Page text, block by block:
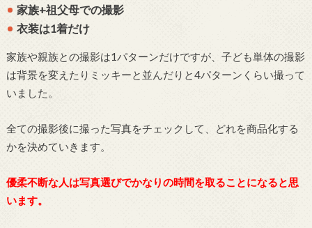
家族+祖父母での撮影
衣装は1着だけ
家族や親族との撮影は1パターンだけですが、子ども単体の撮影
は背景を変えたりミッキーと並んだりと4パターンくらい撮って
いました。
全ての撮影後に撮った写真をチェックして、どれを商品化する
かを決めていきます。
優柔不断な人は写真選びでかなりの時間を取ることになると思
います。